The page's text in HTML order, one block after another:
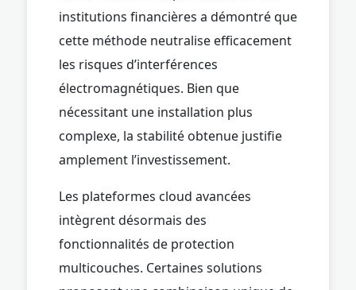
institutions financières a démontré que
cette méthode neutralise efficacement
les risques d’interférences
électromagnétiques. Bien que
nécessitant une installation plus
complexe, la stabilité obtenue justifie
amplement l’investissement.
Les plateformes cloud avancées
intègrent désormais des
fonctionnalités de protection
multicouches. Certaines solutions